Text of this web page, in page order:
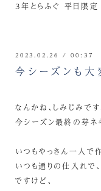
3年とらふぐ 平日限
2023.02.26 / 00:37
今シーズンも大
なんかね、しみじみです
今シーズン最終の芽ネ
いつもやっさん一人で
いつも通りの仕入れで
ですけど、